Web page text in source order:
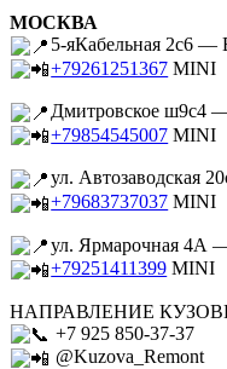
МОСКВА
5-яКабельная 2с6
+79261251367 MINI
Дмитровское ш9с4
+79854545007 MINI
ул. Автозаводская
+79683737037 MINI
ул. Ярмарочная
+79251411399 MINI
НАПРАВЛЕНИЕ
+7 925 850-37-37
@Kuzova_Remont